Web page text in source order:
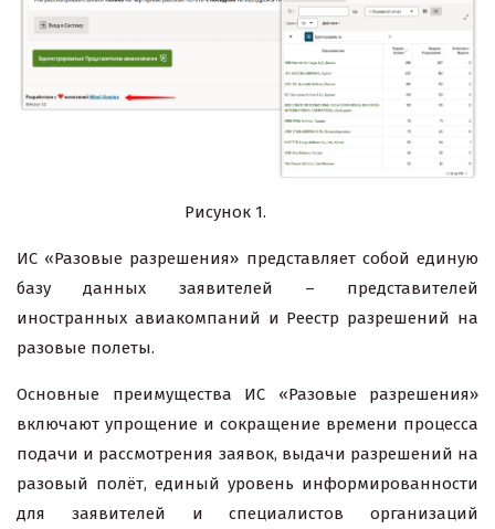
Рисунок 1.
ИС «Разовые разрешения» представляет собой единую
базу данных заявителей – представителей
иностранных авиакомпаний и Реестр разрешений на
разовые полеты.
Основные преимущества ИС «Разовые разрешения»
включают упрощение и сокращение времени процесса
подачи и рассмотрения заявок, выдачи разрешений на
разовый полёт, единый уровень информированности
для заявителей и специалистов организаций